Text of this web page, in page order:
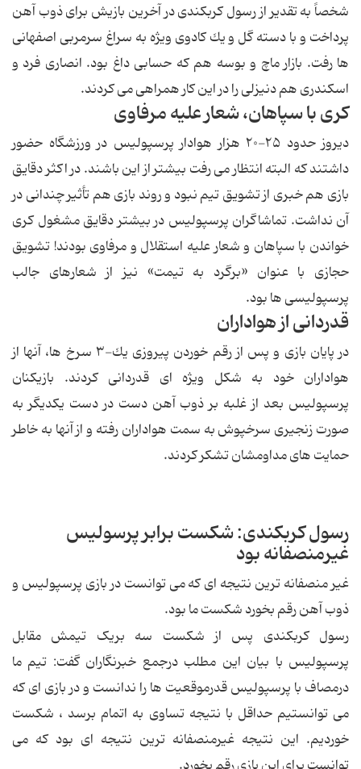
شخصاً به تقدیر از رسول كربكندى در آخرین بازیش براى ذوب آهن
پرداخت و با دسته گل و یك كادوى ویژه به سراغ سرمربى اصفهانى
ها رفت. بازار ماچ و بوسه هم كه حسابى داغ بود. انصارى فرد و
اسكندرى هم دنیزلى را در این كار همراهى مى كردند.
كرى با سپاهان، شعار علیه مرفاوى
دیروز حدود ۲۵-۲۰ هزار هوادار پرسپولیس در ورزشگاه حضور
داشتند كه البته انتظار مى رفت بیشتر از این باشند. در اكثر دقایق
بازى هم خبرى از تشویق تیم نبود و روند بازى هم تأثیر چندانى در
آن نداشت. تماشاگران پرسپولیس در بیشتر دقایق مشغول كرى
خواندن با سپاهان و شعار علیه استقلال و مرفاوى بودند! تشویق
حجازى با عنوان «برگرد به تیمت» نیز از شعارهاى جالب
پرسپولیسى ها بود.
قدردانى از هواداران
در پایان بازى و پس از رقم خوردن پیروزى یك-۳ سرخ ها، آنها از
هواداران خود به شكل ویژه اى قدردانى كردند. بازیكنان
پرسپولیس بعد از غلبه بر ذوب آهن دست در دست یكدیگر به
صورت زنجیرى سرخپوش به سمت هواداران رفته و از آنها به خاطر
حمایت هاى مداومشان تشكر كردند.
رسول کربکندی: شکست برابر پرسولیس
غیرمنصفانه بود
غیر منصفانه ترین نتیجه ای که می توانست در بازی پرسپولیس و
ذوب آهن رقم بخورد شکست ما بود.
رسول کربکندی پس از شکست سه بریک تیمش مقابل
پرسپولیس با بیان این مطلب درجمع خبرنگاران گفت: تیم ما
درمصاف با پرسپولیس قدرموقعیت ها را ندانست و در بازی ای که
می توانستیم حداقل با نتیجه تساوی به اتمام برسد ، شکست
خوردیم. این نتیجه غیرمنصفانه ترین نتیجه ای بود که می